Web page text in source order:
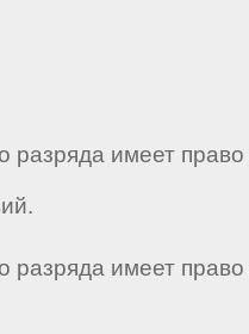
имеет
имеет